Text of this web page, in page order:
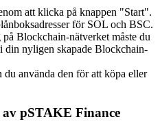
att klicka på knappen "Start".
för SOL och BSC.
Blockchain-nätverket måste du
din nyligen skapade Blockchain-
använda den för att köpa eller
pSTAKE Finance